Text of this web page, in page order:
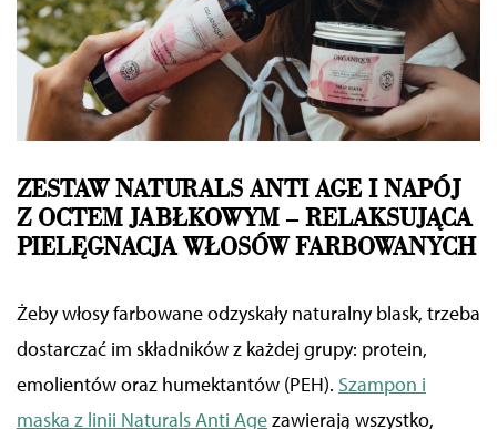
ZESTAW NATURALS ANTI AGE I NAPÓJ
Z OCTEM JABŁKOWYM –RELAKSUJĄCA
PIELĘGNACJA WŁOSÓW FARBOWANYCH
Żeby włosy farbowane odzyskały naturalny blask, trzeba
dostarczać im składników z każdej grupy: protein,
emolientów oraz humektantów (PEH). Szampon i
maska z linii Naturals Anti Agezawierają wszystko,